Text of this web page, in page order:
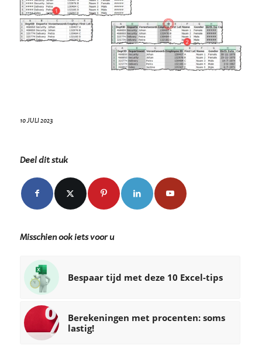
10 JULI 2023
Deel dit stuk
Misschien ook iets voor u
Bespaar tijd met deze 10 Excel-tips
Berekeningen met procenten: soms
lastig!